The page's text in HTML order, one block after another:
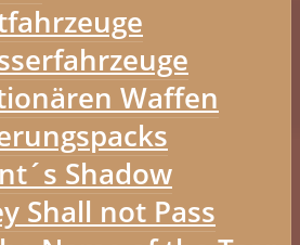
Waffen
Shadow
Shall not Pass